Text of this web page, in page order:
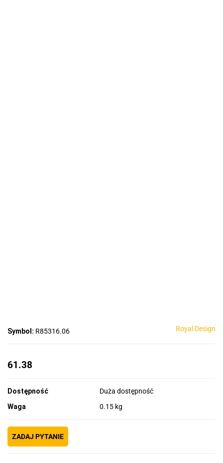
Symbol: R85316.06 Royal Design
61.38
Dostępność
Duża dostępność
Waga
0.15 kg
ZADAJ PYTANIE